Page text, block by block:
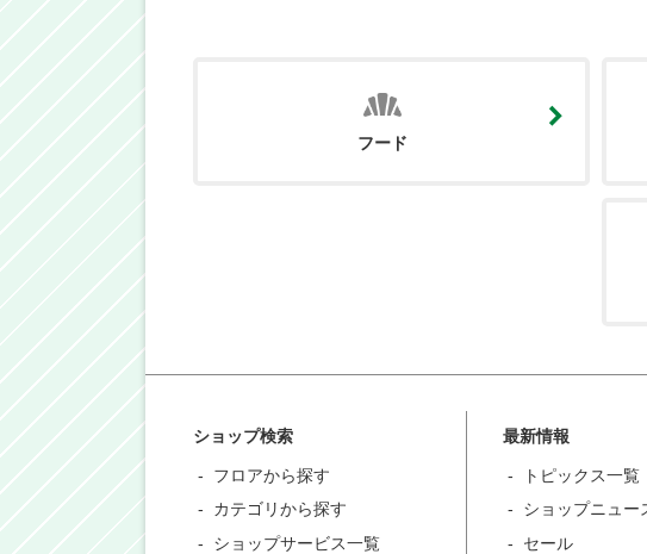
フード
ショップ検索
フロアから探す
カテゴリから探す
ショップサービス一覧
最新情報
トピックス一覧
ショップニュー
セール